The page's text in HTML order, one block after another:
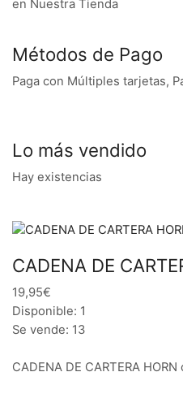
en Nuestra Tienda
Métodos de Pago
Paga con Múltiples tarjetas,
Lo más vendido
Hay existencias
CADENA DE
19,95€
Disponible: 1
Se vende: 13
CADENA DE CARTERA